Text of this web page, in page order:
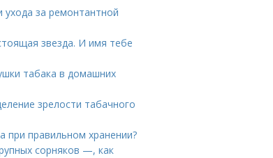
за ремонтантной
звезда. И имя тебе
табака в домашних
зрелости табачного
при правильном хранении?
сорняков —, как